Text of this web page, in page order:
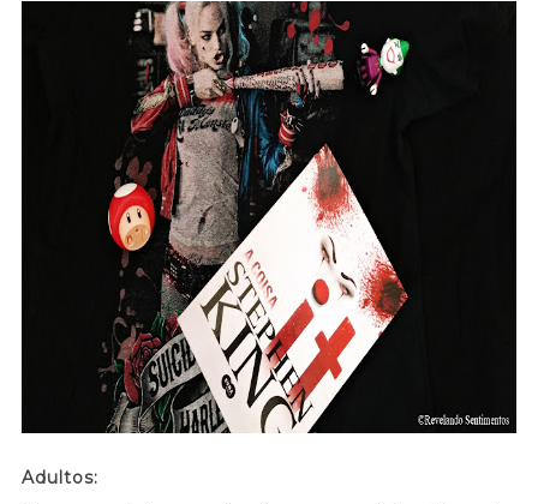
Adultos: